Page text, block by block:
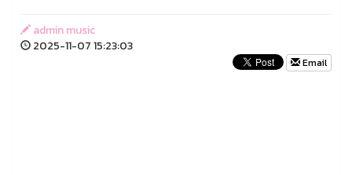
admin music
2025-11-07 15:23:03
Email